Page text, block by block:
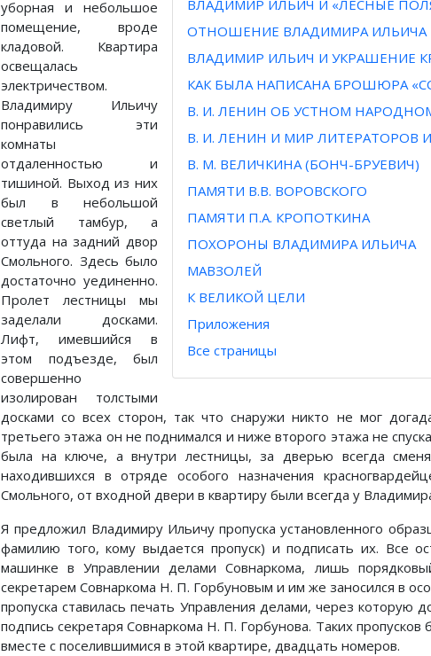
ВЛАДИМИР ИЛЬИЧ И «ЛЕСНЫЕ
ОТНОШЕНИЕ ВЛАДИМИРА ИЛЬИЧА
ВЛАДИМИР ИЛЬИЧ И УКРАШЕНИЕ
КАК БЫЛА НАПИСАНА БРОШЮРА
В. И. ЛЕНИН ОБ УСТНОМ
В. И. ЛЕНИН И МИР ЛИТЕРАТОРОВ
В. М. ВЕЛИЧКИНА (БОНЧ-БРУЕВИЧ)
ПАМЯТИ В.В. ВОРОВСКОГО
ПАМЯТИ П.А. КРОПОТКИНА
ПОХОРОНЫ ВЛАДИМИРА ИЛЬИЧА
МАВЗОЛЕЙ
К ВЕЛИКОЙ ЦЕЛИ
Приложения
Все страницы
уборная и небольшое
помещение, вроде
кладовой. Квартира
освещалась
электричеством.
Владимиру Ильичу
понравились эти
комнаты
отдаленностью и
тишиной. Выход из них
был в небольшой
светлый тамбур, а
оттуда на задний двор
Смольного. Здесь было
достаточно уединенно.
Пролет лестницы мы
заделали досками.
Лифт, имевшийся в
этом подъезде, был
совершенно
изолирован толстыми
досками со всех сторон, так что снаружи никто не мог
третьего этажа он не поднимался и ниже второго этажа не
была на ключе, а внутри лестницы, за дверью всегда
находившихся в отряде особого назначения
Смольного, от входной двери в квартиру были всегда у
Я предложил Владимиру Ильичу пропуска установленного
фамилию того, кому выдается пропуск) и подписать их. Все
машинке в Управлении делами Совнаркома, лишь
секретарем Совнаркома Н. П. Горбуновым и им же заносился в
пропуска ставилась печать Управления делами, через которую
подпись секретаря Совнаркома Н. П. Горбунова. Таких
вместе с поселившимися в этой квартире, двадцать номеров.